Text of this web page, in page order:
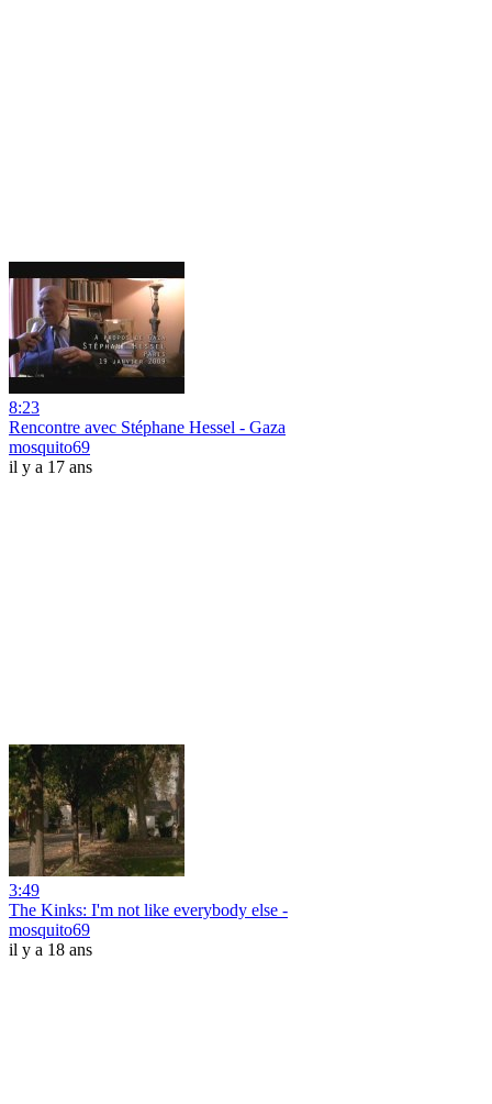
8:23
Rencontre avec Stéphane Hessel - Gaza
mosquito69
il y a 17 ans
3:49
The Kinks: I'm not like everybody else -
mosquito69
il y a 18 ans